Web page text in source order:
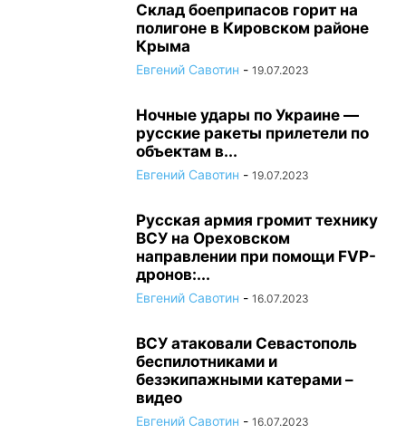
Склад боеприпасов горит на
полигоне в Кировском районе
Крыма
Евгений Савотин - 19.07.2023
Ночные удары по Украине —
русские ракеты прилетели по
объектам в...
Евгений Савотин - 19.07.2023
Русская армия громит технику
ВСУ на Ореховском
направлении при помощи FVP-
дронов:...
Евгений Савотин - 16.07.2023
ВСУ атаковали Севастополь
беспилотниками и
безэкипажными катерами –
видео
Евгений Савотин - 16.07.2023